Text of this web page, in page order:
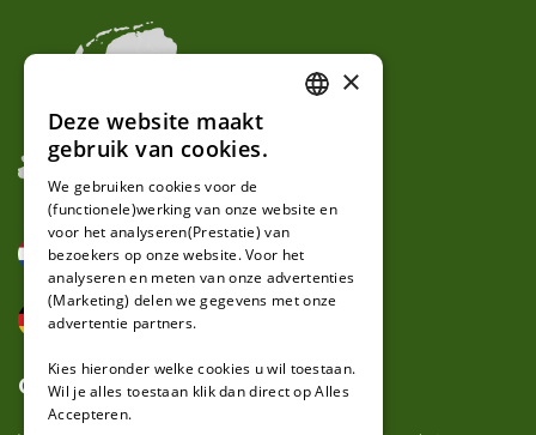
Over ons
GERMAN
×
Deze website maakt
gebruik van cookies.
We gebruiken cookies voor de
(functionele)werking van onze website en
voor het analyseren(Prestatie) van
bezoekers op onze website. Voor het
analyseren en meten van onze advertenties
(Marketing) delen we gegevens met onze
advertentie partners.
Kies hieronder welke cookies u wil toestaan.
Wil je alles toestaan klik dan direct op Alles
Accepteren.